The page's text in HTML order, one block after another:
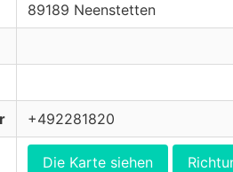
89189 Neenstetten
+492281820
Die Karte siehen